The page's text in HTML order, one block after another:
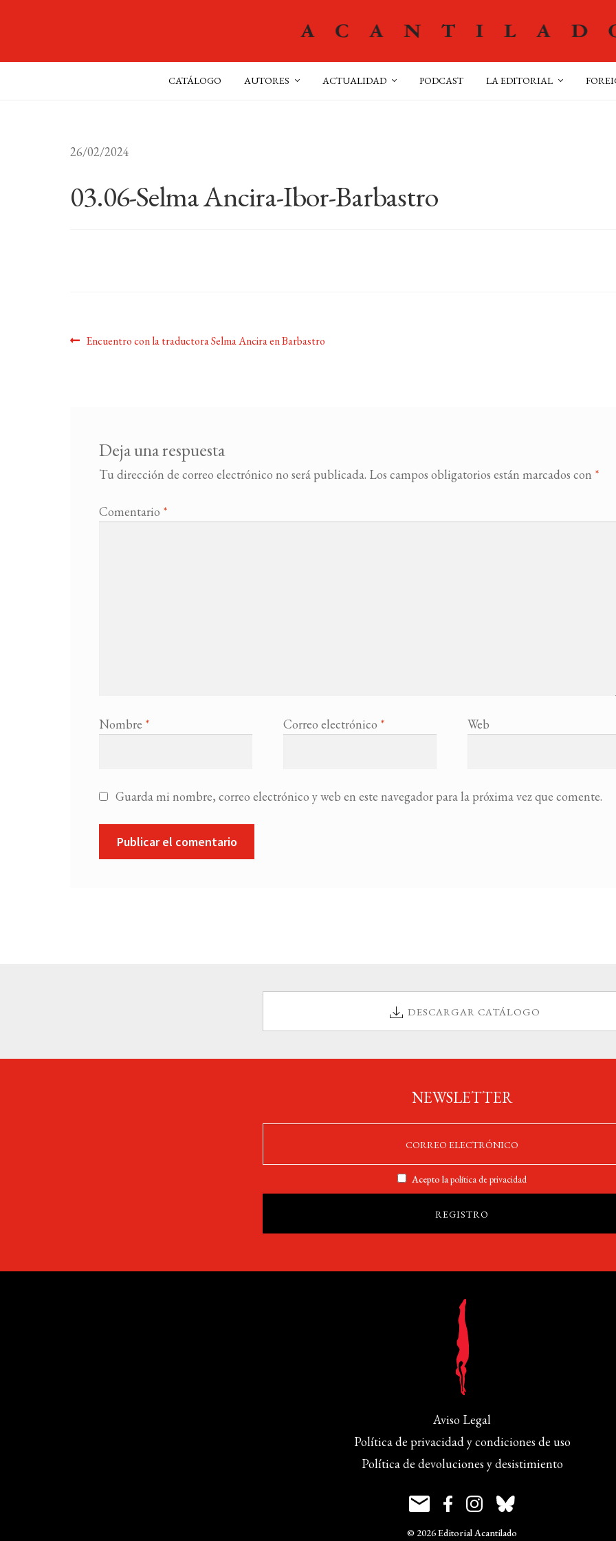
CATÁLOGO AUTORES ACTUALIDAD PODCAST LA EDITORIAL
26/02/2024
03.06-Selma Ancira-Ibor-Barbastro
Navegación
Anterior:
Encuentro con la traductora Selma Ancira en Barbastro
Deja una respuesta
Tu dirección de correo electrónico no será publicada. Los campos obligatorios están marcados con *
Comentario *
Nombre * Correo electrónico * Web
Guarda mi nombre, correo electrónico y web en este navegador para la próxima vez que comente.
DESCARGAR CATÁLOGO
NEWSLETTER
Acepto lapolítica de privacidad
Aviso Legal
Política de privacidad y condiciones de uso
Política de devoluciones y desistimiento
© 2026 Editorial Acantilado